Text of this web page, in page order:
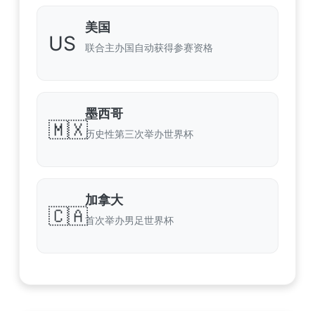
US
美国
联合主办国自动获得参赛资格
🇲🇽
墨西哥
历史性第三次举办世界杯
🇨🇦
加拿大
首次举办男足世界杯